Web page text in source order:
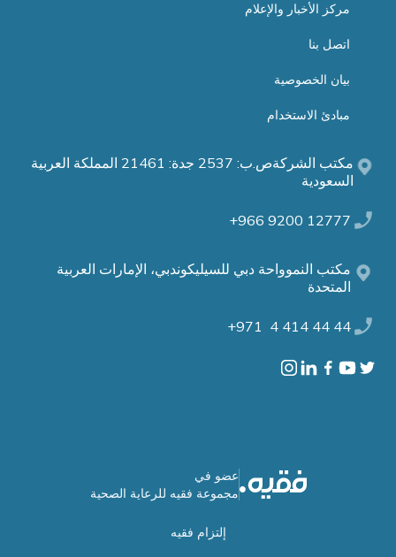
مركز الأخبار والإعلام
اتصل بنا
بيان الخصوصية
مبادئ الاستخدام
مكتب الشركةص.ب: 2537 جدة: 21461 المملكة العربية
السعودية
12777 9200 966+
مكتب النموواحة دبي للسيليكوندبي، الإمارات العربية
المتحدة
44 44 414 4 971+
عضو في
مجموعة فقيه للرعاية الصحية
إلتزام فقيه